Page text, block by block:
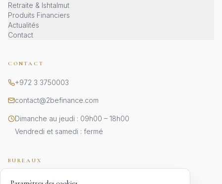
Retraite & Ishtalmut
Produits Financiers
Actualités
Contact
CONTACT
+972 3 3750003
contact@2befinance.com
Dimanche au jeudi : 09h00 – 18h00
Vendredi et samedi : fermé
BUREAUX